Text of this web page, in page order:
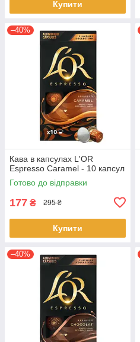
Купити
–40%
Кава в капсулах L'OR
Espresso Caramel - 10 капсул
Готово до відправки
177 ₴ 295 ₴
Купити
–40%